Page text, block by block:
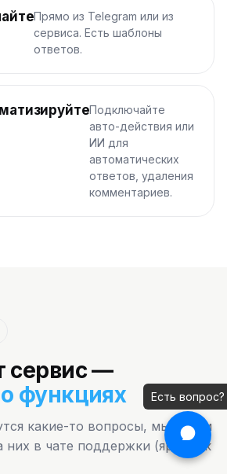
Прямо из Telegram или из
сервиса. Есть шаблоны
ответов.
Подключайте
авто-действия или
ИИ для
автоматических
ответов, удаления
комментариев.
сервис —
функциях
какие-то вопросы, мы будем
них в чате поддержки (ярлычок
Есть вопрос?